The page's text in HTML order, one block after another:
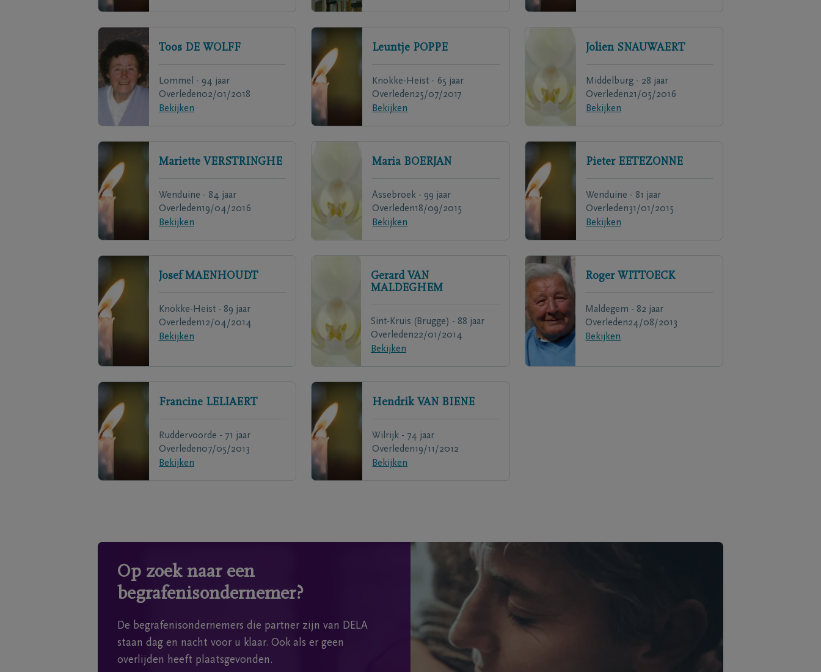
Toos DE WOLFF
Lommel - 94 jaar
Overleden02/01/2018
Bekijken
Leuntje POPPE
Knokke-Heist - 65 jaar
Overleden25/07/2017
Bekijken
Jolien SNAUWAERT
Middelburg - 28 jaar
Overleden21/05/2016
Bekijken
Mariette VERSTRINGHE
Wenduine - 84 jaar
Overleden19/04/2016
Bekijken
Maria BOERJAN
Assebroek - 99 jaar
Overleden18/09/2015
Bekijken
Pieter EETEZONNE
Wenduine - 81 jaar
Overleden31/01/2015
Bekijken
Josef MAENHOUDT
Knokke-Heist - 89 jaar
Overleden12/04/2014
Bekijken
Gerard VAN
MALDEGHEM
Sint-Kruis (Brugge) - 88 jaar
Overleden22/01/2014
Bekijken
Roger WITTOECK
Maldegem - 82 jaar
Overleden24/08/2013
Bekijken
Francine LELIAERT
Ruddervoorde - 71 jaar
Overleden07/05/2013
Bekijken
Hendrik VAN BIENE
Wilrijk - 74 jaar
Overleden19/11/2012
Bekijken
Op zoek naar een
begrafenisondernemer?
De begrafenisondernemers die partner zijn van DELA
staan dag en nacht voor u klaar. Ook als er geen
overlijden heeft plaatsgevonden.